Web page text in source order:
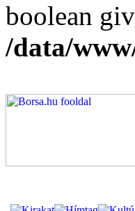
boolean
/data/